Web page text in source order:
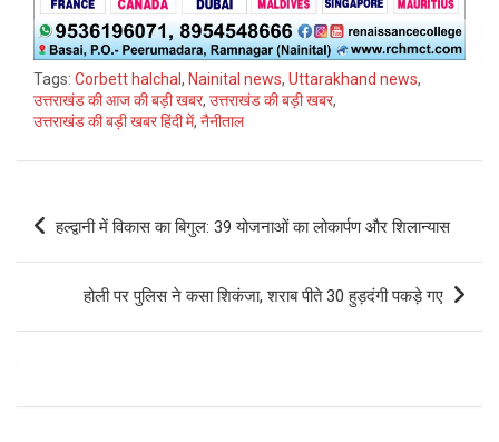
Tags: Corbett halchal , Nainital news, Uttarakhand news,
उत्तराखंड की आज की बड़ी खबर, उत्तराखंड की बड़ी खबर,
उत्तराखंड की बड़ी खबर हिंदी में, नैनीताल
Post
navigation
हल्द्वानी में विकास का बिगुल: 39 योजनाओं का लोकार्पण और शिलान्यास
होली पर पुलिस ने कसा शिकंजा, शराब पीते 30 हुड़दंगी पकड़े गए